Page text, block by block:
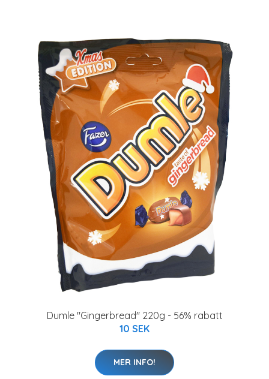
Dumle "Gingerbread" 220g - 56% rabatt
10 SEK
MER INFO!